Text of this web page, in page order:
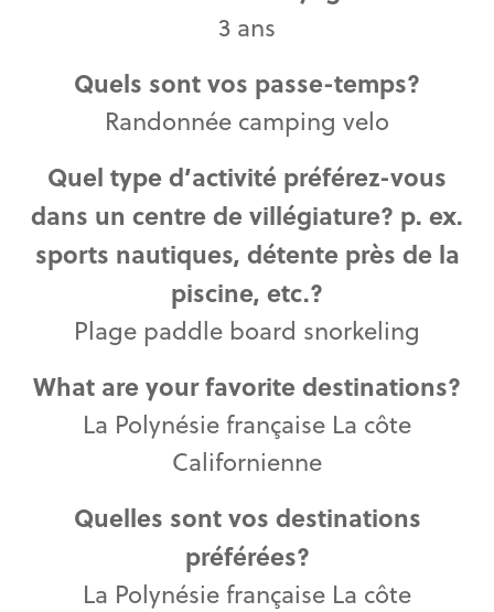
3 ans
Quels sont vos passe-temps?
Randonnée camping velo
Quel type d’activité préférez-vous
dans un centre de villégiature? p. ex.
sports nautiques, détente près de la
piscine, etc.?
Plage paddle board snorkeling
What are your favorite destinations?
La Polynésie française La côte
Californienne
Quelles sont vos destinations
préférées?
La Polynésie française La côte